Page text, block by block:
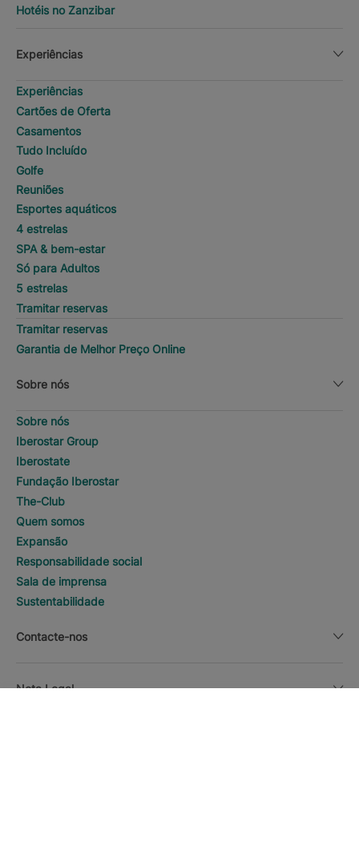
Hotéis no Zanzibar
Experiências
Experiências
Cartões de Oferta
Casamentos
Tudo Incluído
Golfe
Reuniões
Esportes aquáticos
4 estrelas
SPA & bem-estar
Só para Adultos
5 estrelas
Tramitar reservas
Tramitar reservas
Garantia de Melhor Preço Online
Sobre nós
Sobre nós
Iberostar Group
Iberostate
Fundação Iberostar
The-Club
Quem somos
Expansão
Responsabilidade social
Sala de imprensa
Sustentabilidade
Contacte-nos
Nota Legal